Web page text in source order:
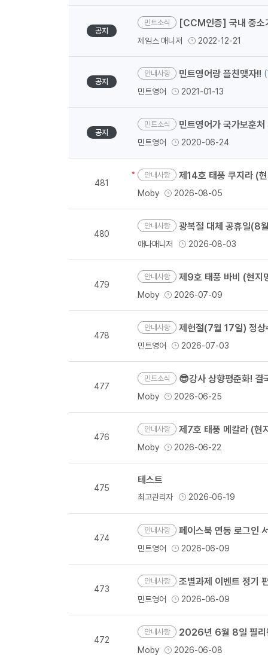
공지
민트소식 [CCM인증] 국내 중소
제임스 매니저 2022-12-21
공지
안내사항 민트영어랑 플친맺자!!
민트영어
2021-01-13
공지
민트소식 민트영어가 국가보훈
민트영어 2020-06-24
481
안내사항 제14호 태풍 쿠지라 (
Moby 2026-08-05
480
안내사항 광복절 대체 공휴일(8월
애나매니저 2026-08-03
479
안내사항 제9호 태풍 바비 (현
Moby 2026-07-09
478
안내사항 제헌절(7월 17일) 정상
민트영어 2026-07-03
477
민트소식 😎강사 상향평준화! 결
Moby 2026-06-25
476
안내사항 제7호 태풍 메칼라 (
Moby 2026-06-22
475
테스트
최고관리자 2026-06-19
474
안내사항 페이스북 연동 로그인
민트영어 2026-06-09
473
안내사항 조별과제 이벤트 정기
민트영어 2026-06-09
472
안내사항 2026년 6월 8일 필리
Moby 2026-06-08